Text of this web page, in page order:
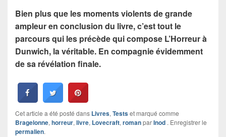
Bien plus que les moments violents de grande
ampleur en conclusion du livre, c’est tout le
parcours qui les précède qui compose L’Horreur à
Dunwich, la véritable. En compagnie évidemment
de sa révélation finale.
Cet article a été posté dans Livres, Testset marqué comme
Bragelonne, horreur, livre, Lovecraft, romanparInod . Enregistrer le
permalien.